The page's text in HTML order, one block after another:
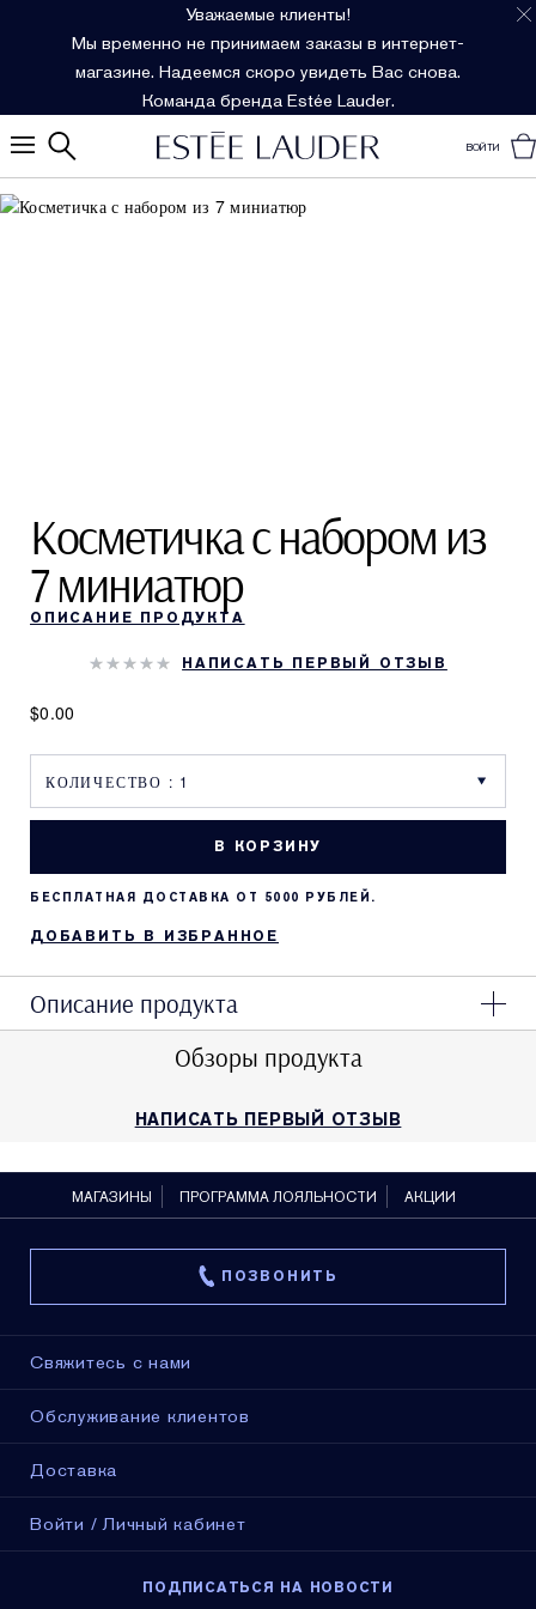
Уважаемые клиенты!
Мы временно не принимаем заказы в интернет-
магазине. Надеемся скоро увидеть Вас снова.
Команда бренда Estée Lauder.
ВОЙТИ
Косметичка с набором из
7 миниатюр
ОПИСАНИЕ ПРОДУКТА
НАПИСАТЬ ПЕРВЫЙ ОТЗЫВ
$0.00
В КОРЗИНУ
БЕСПЛАТНАЯ ДОСТАВКА ОТ 5000 РУБЛЕЙ.
ДОБАВИТЬ В ИЗБРАННОЕ
Описание продукта
Обзоры продукта
НАПИСАТЬ ПЕРВЫЙ ОТЗЫВ
МАГАЗИНЫ ПРОГРАММА ЛОЯЛЬНОСТИ АКЦИИ
ПОЗВОНИТЬ
Свяжитесь с нами
Обслуживание клиентов
Доставка
Войти / Личный кабинет
ПОДПИСАТЬСЯ НА НОВОСТИ